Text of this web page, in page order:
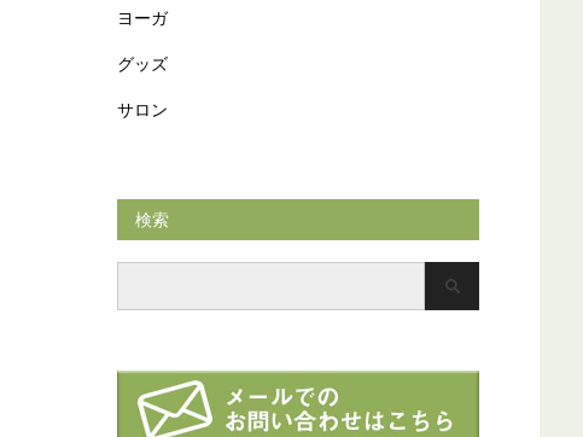
ヨーガ
グッズ
サロン
検索